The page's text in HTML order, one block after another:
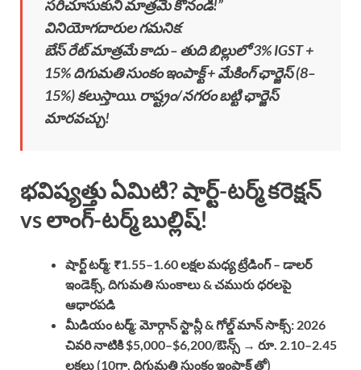
సరిచూసుకుని మాత్రమే కొనండి!”
వినియోగదారుల గమనిక:
బేస్ రేట్ మాత్రమే కాదు – తుది బిల్లులో 3% IGST +
15% దిగుమతి సుంకం ఇంపాక్ట్ + మేకింగ్ ఛార్జెస్ (8–
15%) కలుస్తాయి. రాష్ట్రం/నగరం బట్టి ఛార్జెస్
మారవచ్చు!
భవిష్యత్తు ఏమిటి? షార్ట్-టర్మ్ కరెక్షన్
vs లాంగ్-టర్మ్ బుల్లిష్!
షార్ట్ టర్మ్: ₹1.55–1.60 లక్షల మధ్య ట్రేడింగ్ – డాలర్
ఇండెక్స్, దిగుమతి సుంకాలు & చమురు ధరలపై
ఆధారపడి
మీడియం టర్మ్: మోర్గాన్ స్టాన్లీ & గోల్డ్ మాన్ సాక్స్: 2026
చివరి నాటికి $5,000–$6,200/ఔన్స్ → రూ. 2.10–2.45
లక్షలు (10గ్రా, దిగుమతి సుంకం ఇంపాక్ట్ తో)